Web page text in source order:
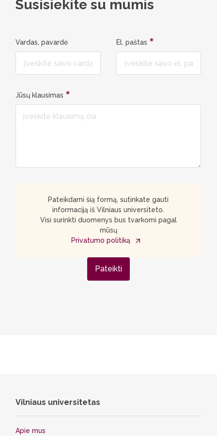
Susisiekite su mumis
Vardas, pavardė El. paštas
Jūsų klausimas
Pateikdami šią formą, sutinkate gauti
informaciją iš Vilniaus universiteto.
Visi surinkti duomenys bus tvarkomi pagal
mūsų
Privatumo politiką
Pateikti
Vilniaus universitetas
Apie mus